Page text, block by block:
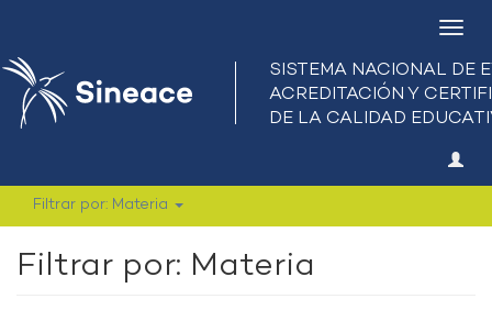
Filtrar por: Materia
Filtrar por: Materia